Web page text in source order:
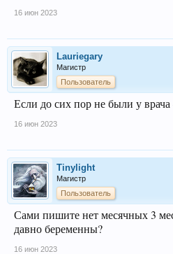
16 июн 2023
Lauriegary
Магистр
Пользователь
Если до сих пор не были у
16 июн 2023
Tinylight
Магистр
Пользователь
Сами пишите нет месячных 3
давно беременны?
16 июн 2023